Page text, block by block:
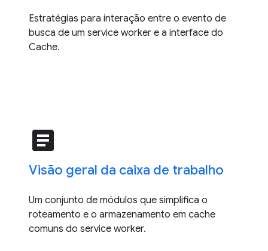
Estratégias para interação entre o evento de
busca de um service worker e a interface do
Cache.
article
Visão geral da caixa de trabalho
Um conjunto de módulos que simplifica o
roteamento e o armazenamento em cache
comuns do service worker.